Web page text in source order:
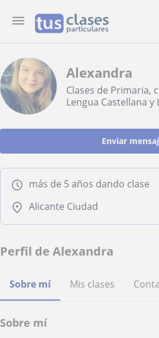
Alexandra
Clases de Primaria,
Lengua Castellana
Enviar
más de 5 años dando clase
Alicante Ciudad
Perfil de Alexandra
Sobre mí Mis clases
Sobre mí